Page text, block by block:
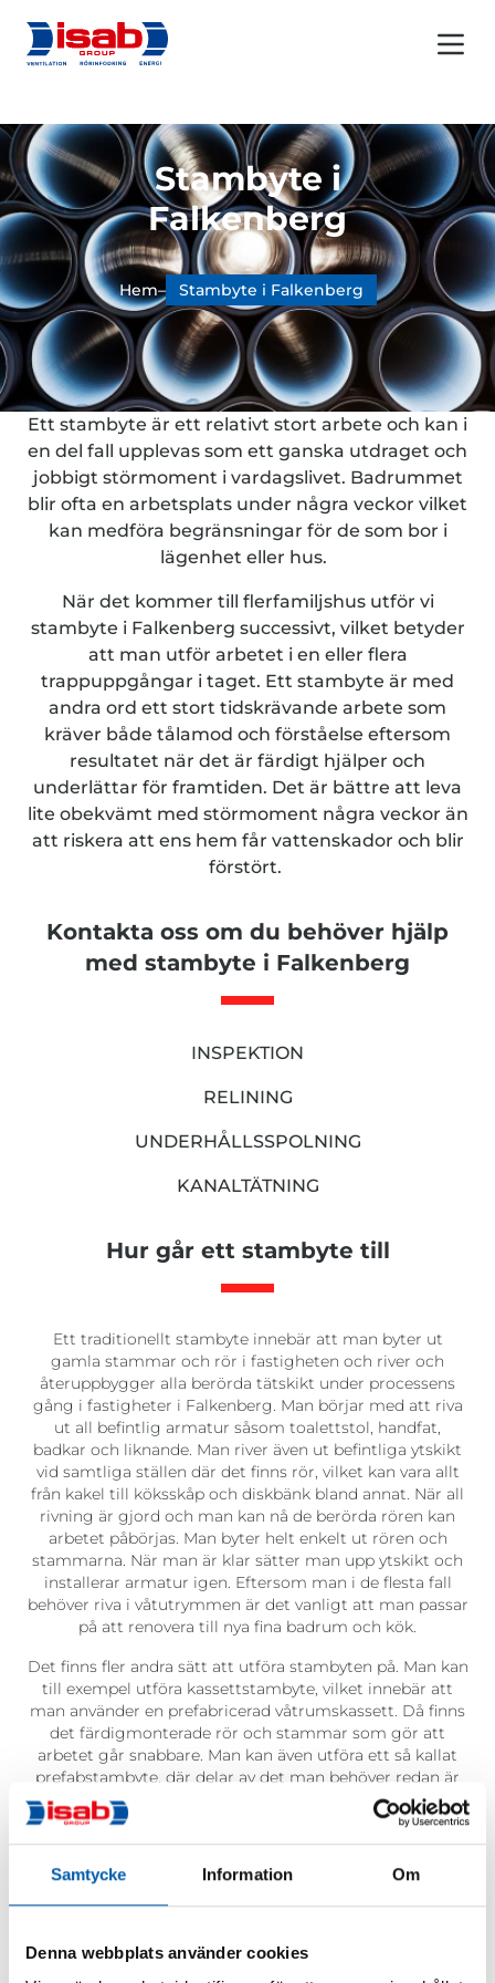
Samtycke Information Om
Denna webbplats använder cookies
Stambyte i
Falkenberg
Hem– Stambyte i Falkenberg
Ett stambyte är ett relativt stort arbete och kan i
en del fall upplevas som ett ganska utdraget och
jobbigt störmoment i vardagslivet. Badrummet
blir ofta en arbetsplats under några veckor vilket
kan medföra begränsningar för de som bor i
lägenhet eller hus.
När det kommer till flerfamiljshus utför vi
stambyte i Falkenberg successivt, vilket betyder
att man utför arbetet i en eller flera
trappuppgångar i taget. Ett stambyte är med
andra ord ett stort tidskrävande arbete som
kräver både tålamod och förståelse eftersom
resultatet när det är färdigt hjälper och
underlättar för framtiden. Det är bättre att leva
lite obekvämt med störmoment några veckor än
att riskera att ens hem får vattenskador och blir
förstört.
Kontakta oss om du behöver hjälp
med stambyte i Falkenberg
INSPEKTION
RELINING
UNDERHÅLLSSPOLNING
KANALTÄTNING
Hur går ett stambyte till
Ett traditionellt stambyte innebär att man byter ut
gamla stammar och rör i fastigheten och river och
återuppbygger alla berörda tätskikt under processens
gång i fastigheter i Falkenberg. Man börjar med att riva
ut all befintlig armatur såsom toalettstol, handfat,
badkar och liknande. Man river även ut befintliga ytskikt
vid samtliga ställen där det finns rör, vilket kan vara allt
från kakel till köksskåp och diskbänk bland annat. När all
rivning är gjord och man kan nå de berörda rören kan
arbetet påbörjas. Man byter helt enkelt ut rören och
stammarna. När man är klar sätter man upp ytskikt och
installerar armatur igen. Eftersom man i de flesta fall
behöver riva i våtutrymmen är det vanligt att man passar
på att renovera till nya fina badrum och kök.
Det finns fler andra sätt att utföra stambyten på. Man kan
till exempel utföra kassettstambyte, vilket innebär att
man använder en prefabricerad våtrumskassett. Då finns
det färdigmonterade rör och stammar som gör att
arbetet går snabbare. Man kan även utföra ett så kallat
prefabstambyte, där delar av det man behöver redan är
prefabricerade. Det gör att man kan installera dem på
på. Kontakta oss vid frågor eller om du behöver hjälp
med stambyte i Falkenberg. Vi på ISAB är certifierade
lösningar sker med minimal miljöpåverkan och påverkar